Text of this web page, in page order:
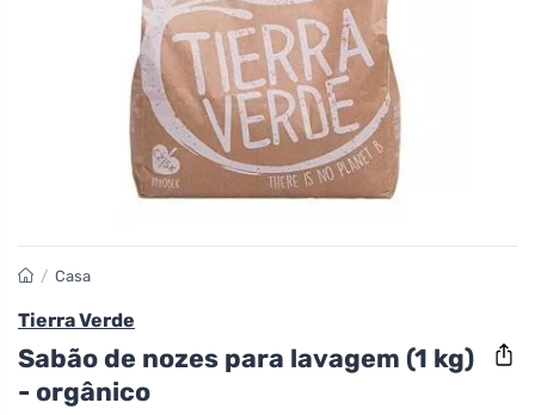
/ Casa
Tierra Verde
Sabão de nozes para lavagem (1 kg)
- orgânico